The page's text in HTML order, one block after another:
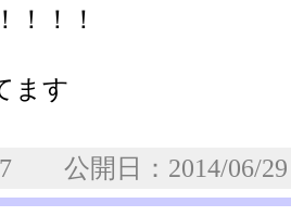
！！！
ます
7 公開日：2014/